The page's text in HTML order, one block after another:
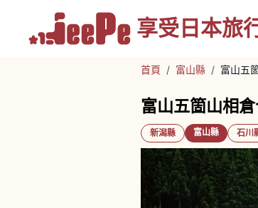
享受 日本旅
首頁 / 富山縣 / 富山五
富山五箇山相
新潟縣 富山縣 石川